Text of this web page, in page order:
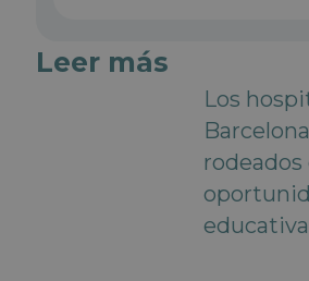
Leer más
Los
rodeados